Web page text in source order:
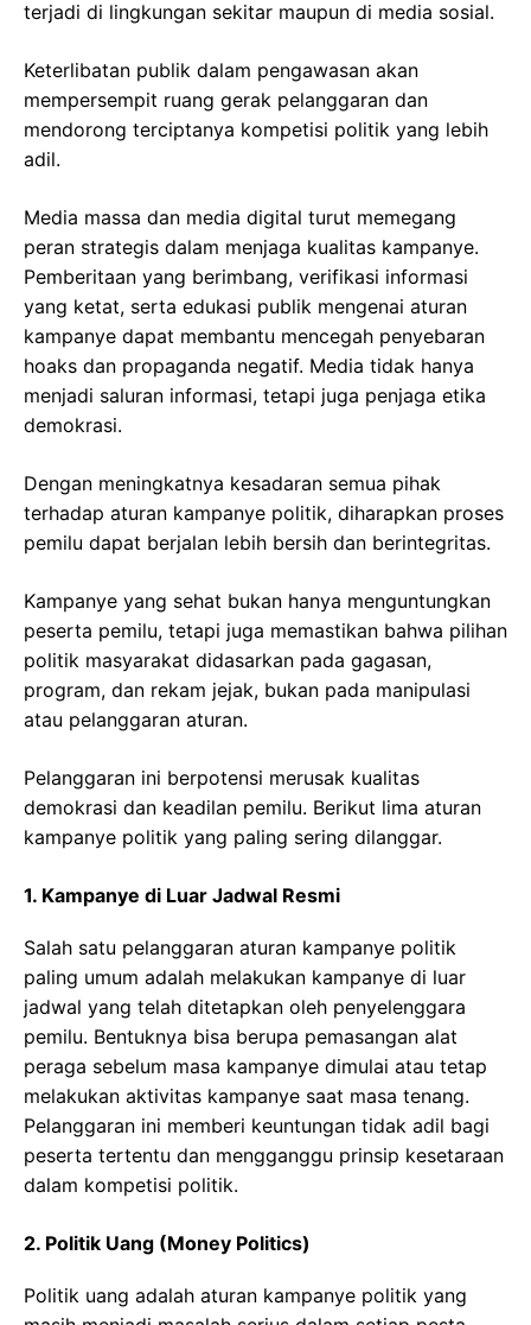
terjadi di lingkungan sekitar maupun di media sosial.
Keterlibatan publik dalam pengawasan akan
mempersempit ruang gerak pelanggaran dan
mendorong terciptanya kompetisi politik yang lebih
adil.
Media massa dan media digital turut memegang
peran strategis dalam menjaga kualitas kampanye.
Pemberitaan yang berimbang, verifikasi informasi
yang ketat, serta edukasi publik mengenai aturan
kampanye dapat membantu mencegah penyebaran
hoaks dan propaganda negatif. Media tidak hanya
menjadi saluran informasi, tetapi juga penjaga etika
demokrasi.
Dengan meningkatnya kesadaran semua pihak
terhadap aturan kampanye politik, diharapkan proses
pemilu dapat berjalan lebih bersih dan berintegritas.
Kampanye yang sehat bukan hanya menguntungkan
peserta pemilu, tetapi juga memastikan bahwa pilihan
politik masyarakat didasarkan pada gagasan,
program, dan rekam jejak, bukan pada manipulasi
atau pelanggaran aturan.
Pelanggaran ini berpotensi merusak kualitas
demokrasi dan keadilan pemilu. Berikut lima aturan
kampanye politik yang paling sering dilanggar.
1. Kampanye di Luar Jadwal Resmi
Salah satu pelanggaran aturan kampanye politik
paling umum adalah melakukan kampanye di luar
jadwal yang telah ditetapkan oleh penyelenggara
pemilu. Bentuknya bisa berupa pemasangan alat
peraga sebelum masa kampanye dimulai atau tetap
melakukan aktivitas kampanye saat masa tenang.
Pelanggaran ini memberi keuntungan tidak adil bagi
peserta tertentu dan mengganggu prinsip kesetaraan
dalam kompetisi politik.
2. Politik Uang (Money Politics)
Politik uang adalah aturan kampanye politik yang